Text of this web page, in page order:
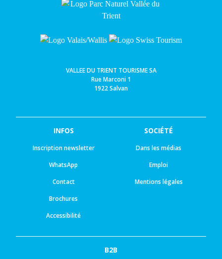
VALLEE DU TRIENT TOURISME SA
Rue Marconi 1
1922 Salvan
INFOS
Inscription newsletter
WhatsApp
Contact
Brochures
Accessibilité
SOCIÉTÉ
Dans les médias
Emploi
Mentions légales
B2B